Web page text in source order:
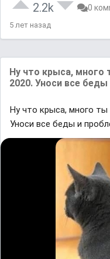
2.2k 0
5 лет назад
Ну что крыса, много
2020. Уноси все
Ну что крыса, много ты
Уноси все беды и